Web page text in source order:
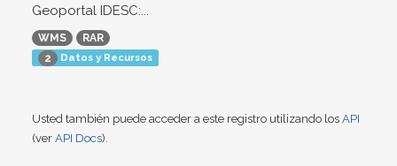
Geoportal IDESC:...
WMS
RAR
2 Datos y Recursos
Usted también puede acceder a este registro utilizando los API
(ver API Docs).